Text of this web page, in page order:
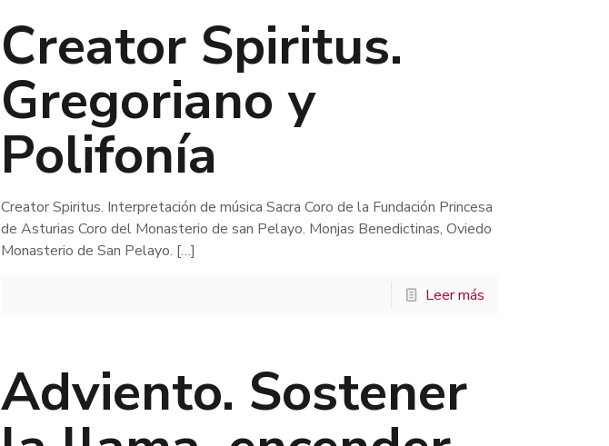
Creator Spiritus.
Gregoriano y
Polifonía
Creator Spiritus. Interpretación de música Sacra Coro de la Fundación Princesa
de Asturias Coro del Monasterio de san Pelayo. Monjas Benedictinas, Oviedo
Monasterio de San Pelayo. […]
Leer más
Adviento. Sostener